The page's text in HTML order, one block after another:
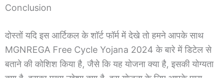
Conclusion
दोस्तों यदि इस आर्टिकल के शॉर्ट फॉर्म में देखे तो हमने आपके साथ
MGNREGA Free Cycle Yojana 2024 के बारे में डिटेल से
बताने की कोशिश किया है, जैसे कि यह योजना क्या है, इसकी योग्यता